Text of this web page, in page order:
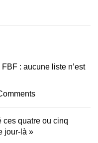
: aucune liste n’est
ces quatre ou cinq
jour-là »